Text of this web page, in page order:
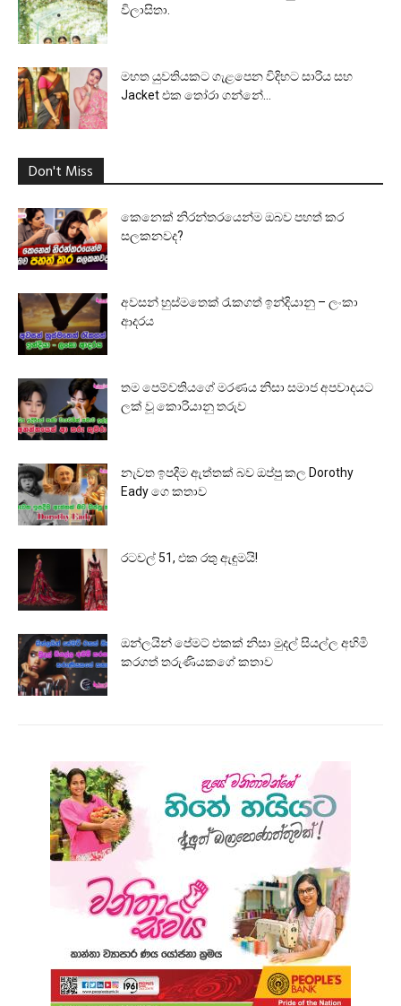
විලාසිතා.
මහත යුවතියකට ගැළපෙන විදිහට සාරිය සහ
Jacket එක තෝරා ගන්නේ...
Don't Miss
කෙනෙක් නිරන්තරයෙන්ම ඔබව පහත් කර
සලකනවද?
අවසන් හුස්මතෙක් රැකගත් ඉන්දියානු – ලංකා
ආදරය
තම පෙම්වතියගේ මරණය නිසා සමාජ අපවාදයට
ලක් වූ කොරියානු තරුව
නැවත ඉපදීම ඇත්තක් බව ඔප්පු කල Dorothy
Eady ගෙ කතාව
රටවල් 51, එක රතු ඇඳුමයි!
ඔන්ලයින් පේමට් එකක් නිසා මුදල් සියල්ල අහිමි
කරගත් තරුණියකගේ කතාව